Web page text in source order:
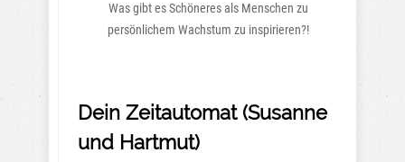
Was gibt es Schöneres als Menschen zu
persönlichem Wachstum zu inspirieren?!
Dein Zeitautomat (Susanne
und Hartmut)